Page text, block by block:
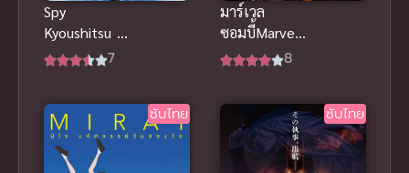
Spy
Kyoushitsu 1
ห้องเรียนจาร
7
มาร์เวล
ซอมบี้Marvel
Zombies 8
ซับไทย ซับไทย